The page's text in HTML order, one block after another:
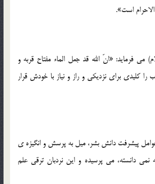
الاحرام است».
می فرماید: «انّ الله قد جعل الماء مفتاح قربه و
آب را کلیدی برای نزدیکی و راز و نیاز با خودش قرار
پیشرفت دانش بشر، میل به پرسش و انگیزه ی
دانسته، می پرسیده و این نردبان ترقی علم